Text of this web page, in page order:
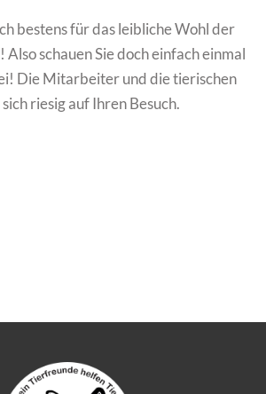
bestens für das leibliche Wohl der
Also schauen Sie doch einfach einmal
Die Mitarbeiter und die tierischen
riesig auf Ihren Besuch.